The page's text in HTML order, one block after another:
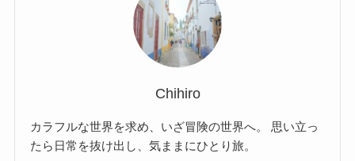
Chihiro
カラフルな世界を求め、いざ冒険の世界へ。 思い立っ
たら日常を抜け出し、気ままにひとり旅。